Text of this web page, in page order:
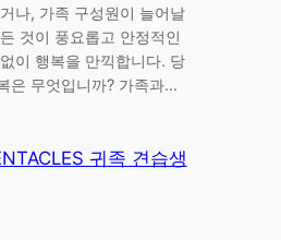
나, 가족 구성원이 늘어날
것이 풍요롭고 안정적인
이 행복을 만끽합니다. 당
은 무엇입니까? 가족과…